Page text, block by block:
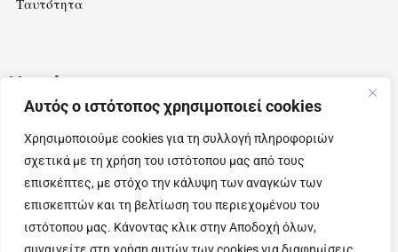
Αυτός ο ιστότοπος χρησιμοποιεί cookies
Χρησιμοποιούμε cookies για τη συλλογή πληροφοριών
σχετικά με τη χρήση του ιστότοπου μας από τους
επισκέπτες, με στόχο την κάλυψη των αναγκών των
επισκεπτών και τη βελτίωση του περιεχομένου του
ιστότοπου μας. Κάνοντας κλικ στην Αποδοχή όλων,
Newsletter
Εγγραφείτε στο newsletter μας για να λαμβάνετε ιδέες και
προτάσεις για εξορμήσεις στην όμορφη Θεσσαλία.